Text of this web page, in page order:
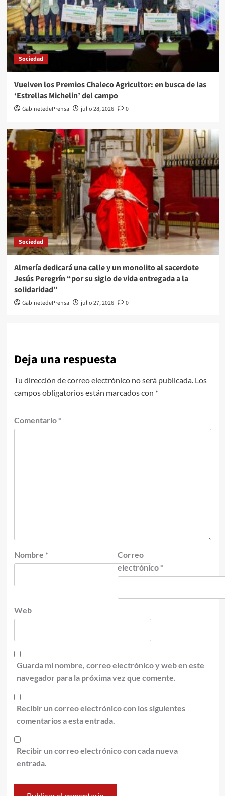
Sociedad
Vuelven los Premios Chaleco Agricultor: en busca de las
‘Estrellas Michelin’ del campo
GabinetedePrensa julio 28, 2026 0
Sociedad
Almería dedicará una calle y un monolito al sacerdote
Jesús Peregrín “por su siglo de vida entregada a la
solidaridad”
GabinetedePrensa julio 27, 2026 0
Deja una respuesta
Tu dirección de correo electrónico no será publicada. Los
campos obligatorios están marcados con *
Comentario *
Nombre *
Correo
electrónico *
Web
Guarda mi nombre, correo electrónico y web en este
navegador para la próxima vez que comente.
Recibir un correo electrónico con los siguientes
comentarios a esta entrada.
Recibir un correo electrónico con cada nueva
entrada.